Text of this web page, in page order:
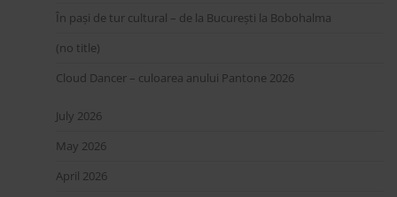
În pași de tur cultural – de la București la Bobohalma
(no title)
Cloud Dancer – culoarea anului Pantone 2026
July 2026
May 2026
April 2026